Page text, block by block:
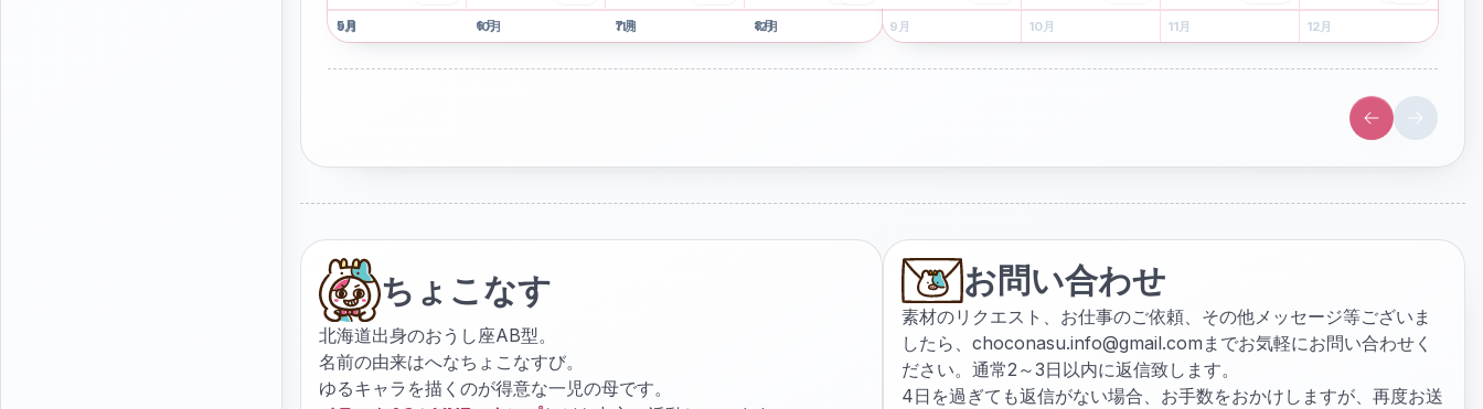
5月 6月 7月 8月
9月 10月 11月 12月 5 月 6月 7 月 8月
9 月 10月 11月 12月
ちょこなす
北海道出身のおうし座AB型。
名前の由来はへなちょこなすび。
ゆるキャラを描くのが得意な一児の母です。
お問い合わせ
素材のリクエスト、お仕事のご依頼、その他メッセージ等ございま
したら、 choconasu.info@gmail.com までお気軽にお問い合わせく
ださい。通常2～3日以内に返信致します。
4日を過ぎても返信がない場合、お手数をおかけしますが、再度お送